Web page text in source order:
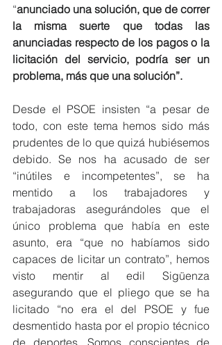
“anunciado una solución, que de correr
la misma suerte que todas las
anunciadas respecto de los pagos o la
licitación del servicio, podría ser un
problema, más que una solución”.
Desde el PSOE insisten “a pesar de
todo, con este tema hemos sido más
prudentes de lo que quizá hubiésemos
debido. Se nos ha acusado de ser
“inútiles e incompetentes”, se ha
mentido a los trabajadores y
trabajadoras asegurándoles que el
único problema que había en este
asunto, era “que no habíamos sido
capaces de licitar un contrato”, hemos
visto mentir al edil Sigüenza
asegurando que el pliego que se ha
licitado “no era el del PSOE y fue
desmentido hasta por el propio técnico
de deportes. Somos conscientes de